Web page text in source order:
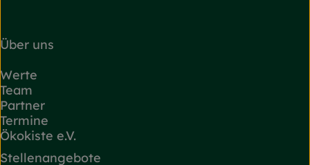
Über uns
Werte
Team
Partner
Termine
Ökokiste e.V.
Stellenangebote